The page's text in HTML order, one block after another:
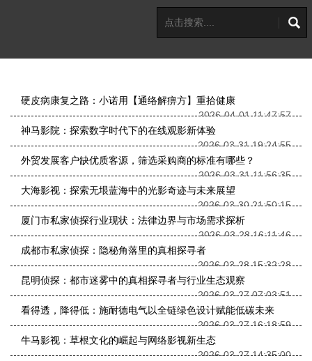
硬皮病康复之路：小诺用【通络解痹方】重拾健康
2026-04-01 11:47:57
神马影院：探索数字时代下的在线观影新体验
2026-03-31 19:24:55
外贸发展客户缺优质客源，筛选采购商的标准有哪些？
2026-03-31 11:56:35
大海影视：探索无垠蓝海中的光影奇迹与未来展望
2026-03-30 21:50:15
厦门市私家侦探行业现状：法律边界与市场需求探析
2026-03-28 16:11:46
成都市私家侦探：隐秘角落里的真相探寻者
2026-03-28 15:32:28
昆明侦探：都市迷雾中的真相探寻者与行业生态观察
2026-03-27 07:03:51
看得透，降得低：施耐德电气以全链绿色设计赋能低碳未来
2026-03-27 16:18:59
牛马影视：草根文化的崛起与网络影视新生态
2026-03-27 14:35:00